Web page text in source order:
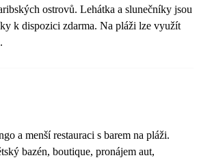
ostrovů. Lehátka a slunečníky jsou
k dispozici zdarma. Na pláži lze využít
a menší restauraci s barem na pláži.
bazén, boutique, pronájem aut,